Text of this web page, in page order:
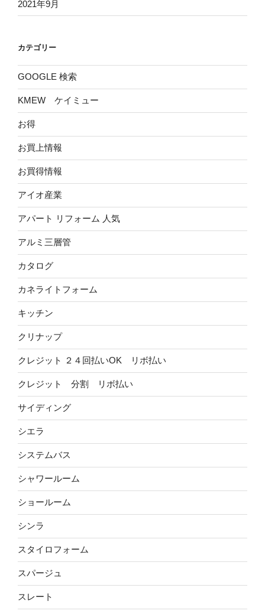
2021年9月
カテゴリー
GOOGLE 検索
KMEW ケイミュー
お得
お買上情報
お買得情報
アイオ産業
アパート リフォーム 人気
アルミ三層管
カタログ
カネライトフォーム
キッチン
クリナップ
クレジット ２４回払いOK リボ払い
クレジット 分割 リボ払い
サイディング
シエラ
システムバス
シャワールーム
ショールーム
シンラ
スタイロフォーム
スパージュ
スレート